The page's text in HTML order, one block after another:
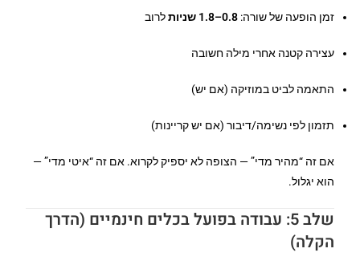
זמן הופעה של שורה:0.8–1.8 שניות לרוב
עצירה קטנה אחרי מילה חשובה
התאמה לביט במוזיקה (אם יש)
תזמון לפי נשימה/דיבור (אם יש קריינות)
אם זה “מהיר מדי” — הצופה לא יספיק לקרוא. אם זה “איטי מדי” —
הוא יגלול.
שלב 5: עבודה בפועל בכלים חינמיים (הדרך
הקלה)